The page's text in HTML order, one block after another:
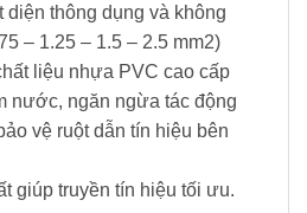
diện thông dụng và không
– 1.25 – 1.5 – 2.5 mm2)
liệu nhựa PVC cao cấp
nước, ngăn ngừa tác động
vệ ruột dẫn tín hiệu bên
giúp truyền tín hiệu tối ưu.